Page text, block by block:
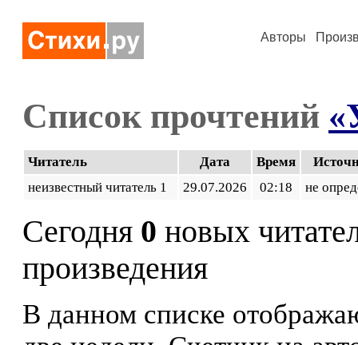
Авторы
Список прочтений
Читатель Дата Время
неизвестный читатель 1
29.07.2026 02:18 не
Сегодня 0 новых
произведения
В данном списке